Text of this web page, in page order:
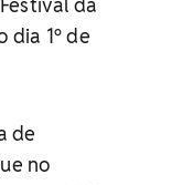
dia 1º de
de
no